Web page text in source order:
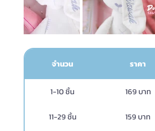
จำนวน ราคา
1-10 ชิ้น 169 บาท
11-29 ชิ้น 159 บาท